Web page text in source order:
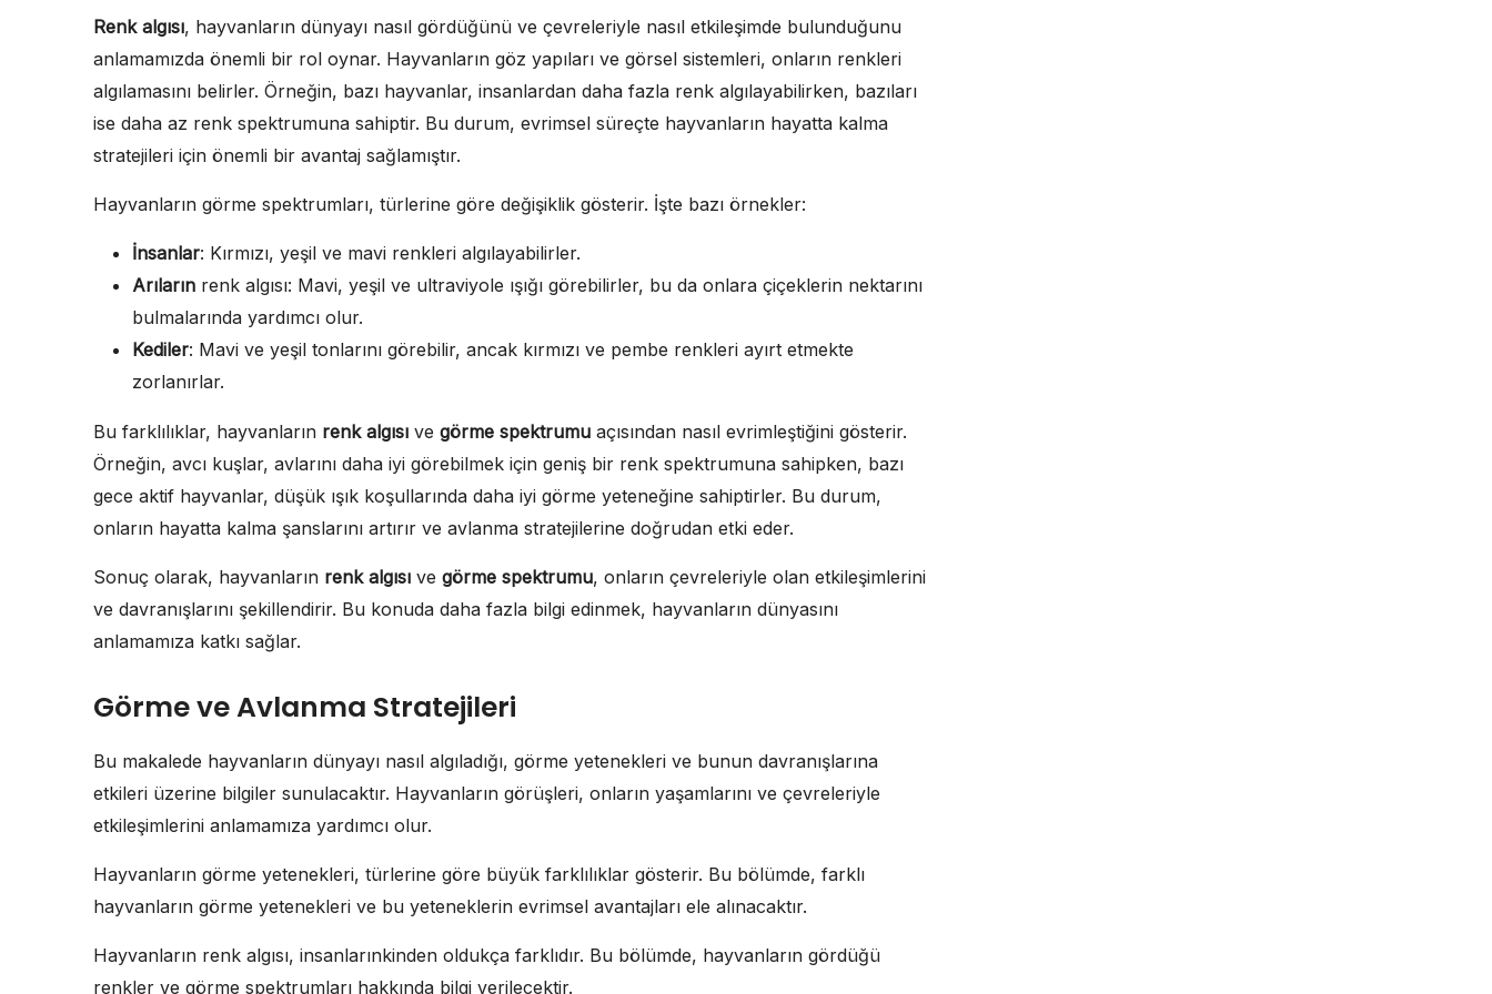
Renk algısı, hayvanların dünyayı nasıl gördüğünü ve çevreleriyle nasıl etkileşimde bulunduğunu
anlamamızda önemli bir rol oynar. Hayvanların göz yapıları ve görsel sistemleri, onların renkleri
algılamasını belirler. Örneğin, bazı hayvanlar, insanlardan daha fazla renk algılayabilirken, bazıları
ise daha az renk spektrumuna sahiptir. Bu durum, evrimsel süreçte hayvanların hayatta kalma
stratejileri için önemli bir avantaj sağlamıştır.
Hayvanların görme spektrumları, türlerine göre değişiklik gösterir. İşte bazı örnekler:
İnsanlar: Kırmızı, yeşil ve mavi renkleri algılayabilirler.
Arıların renk algısı: Mavi, yeşil ve ultraviyole ışığı görebilirler, bu da onlara çiçeklerin nektarını
bulmalarında yardımcı olur.
Kediler: Mavi ve yeşil tonlarını görebilir, ancak kırmızı ve pembe renkleri ayırt etmekte
zorlanırlar.
Bu farklılıklar, hayvanların renk algısı ve görme spektrumu açısından nasıl evrimleştiğini gösterir.
Örneğin, avcı kuşlar, avlarını daha iyi görebilmek için geniş bir renk spektrumuna sahipken, bazı
gece aktif hayvanlar, düşük ışık koşullarında daha iyi görme yeteneğine sahiptirler. Bu durum,
onların hayatta kalma şanslarını artırır ve avlanma stratejilerine doğrudan etki eder.
Sonuç olarak, hayvanların renk algısı ve görme spektrumu, onların çevreleriyle olan etkileşimlerini
ve davranışlarını şekillendirir. Bu konuda daha fazla bilgi edinmek, hayvanların dünyasını
anlamamıza katkı sağlar.
Görme ve Avlanma Stratejileri
Bu makalede hayvanların dünyayı nasıl algıladığı, görme yetenekleri ve bunun davranışlarına
etkileri üzerine bilgiler sunulacaktır. Hayvanların görüşleri, onların yaşamlarını ve çevreleriyle
etkileşimlerini anlamamıza yardımcı olur.
Hayvanların görme yetenekleri, türlerine göre büyük farklılıklar gösterir. Bu bölümde, farklı
hayvanların görme yetenekleri ve bu yeteneklerin evrimsel avantajları ele alınacaktır.
Hayvanların renk algısı, insanlarınkinden oldukça farklıdır. Bu bölümde, hayvanların gördüğü
renkler ve görme spektrumları hakkında bilgi verilecektir.